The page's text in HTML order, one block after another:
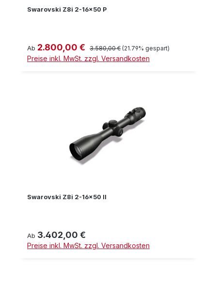
Swarovski Z8i 2-16x50 P
Verkaufspreis:
Ab 2.800,00 € Regulärer Preis:
3.580,00 € (21.79% gespart)
Preise inkl. MwSt. zzgl. Versandkosten
Swarovski Z8i 2-16x50 II
Regulärer Preis:
Ab 3.402,00 €
Preise inkl. MwSt. zzgl. Versandkosten